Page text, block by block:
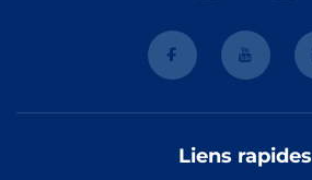
Liens rapides